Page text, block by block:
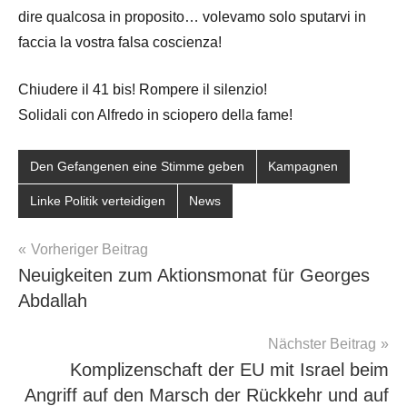
dire qualcosa in proposito… volevamo solo sputarvi in
faccia la vostra falsa coscienza!
Chiudere il 41 bis! Rompere il silenzio!
Solidali con Alfredo in sciopero della fame!
Den Gefangenen eine Stimme geben Kampagnen
Linke Politik verteidigen News
Beitragsnavigation
Vorheriger Beitrag
Neuigkeiten zum Aktionsmonat für Georges
Abdallah
Nächster Beitrag
Komplizenschaft der EU mit Israel beim
Angriff auf den Marsch der Rückkehr und auf